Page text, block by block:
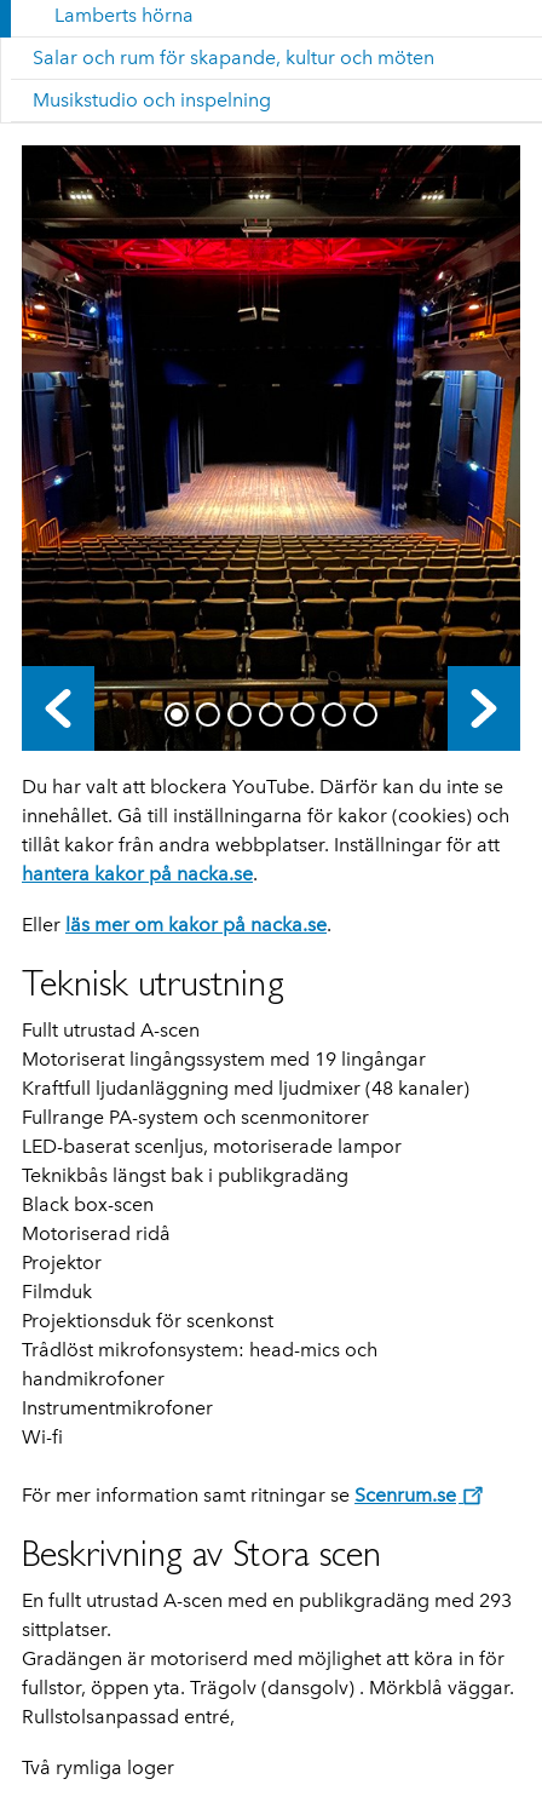
Lamberts hörna
Salar och rum för skapande, kultur och möten
Musikstudio och inspelning
Du har valt att blockera YouTube. Därför kan du inte se
innehållet. Gå till inställningarna för kakor (cookies) och
tillåt kakor från andra webbplatser. Inställningar för att
hantera kakor på nacka.se.
Eller läs mer om kakor på nacka.se.
Teknisk utrustning
Fullt utrustad A-scen
Motoriserat lingångssystem med 19 lingångar
Kraftfull ljudanläggning med ljudmixer (48 kanaler)
Fullrange PA-system och scenmonitorer
LED-baserat scenljus, motoriserade lampor
Teknikbås längst bak i publikgradäng
Black box-scen
Motoriserad ridå
Projektor
Filmduk
Projektionsduk för scenkonst
Trådlöst mikrofonsystem: head-mics och
handmikrofoner
Instrumentmikrofoner
Wi-fi
För mer information samt ritningar se Scenrum.se
Beskrivning av Stora scen
En fullt utrustad A-scen med en publikgradäng med 293
sittplatser.
Gradängen är motoriserd med möjlighet att köra in för
fullstor, öppen yta. Trägolv (dansgolv) . Mörkblå väggar.
Rullstolsanpassad entré,
Två rymliga loger